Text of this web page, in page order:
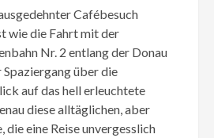
Cafébesuch
wie die Fahrt mit der
Nr. 2 entlang der Donau
über die
auf das hell erleuchtete
diese alltäglichen, aber
die eine Reise unvergesslich